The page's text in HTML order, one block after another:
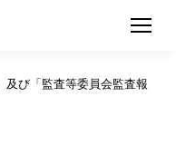
及び「監査等委員会監査報